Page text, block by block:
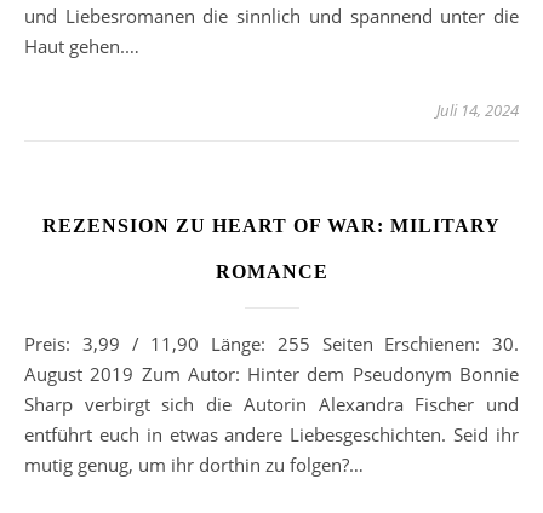
und Liebesromanen die sinnlich und spannend unter die
Haut gehen.…
Juli 14, 2024
REZENSION ZU HEART OF WAR: MILITARY
ROMANCE
Preis: 3,99 / 11,90 Länge: 255 Seiten Erschienen: 30.
August 2019 Zum Autor: Hinter dem Pseudonym Bonnie
Sharp verbirgt sich die Autorin Alexandra Fischer und
entführt euch in etwas andere Liebesgeschichten. Seid ihr
mutig genug, um ihr dorthin zu folgen?…